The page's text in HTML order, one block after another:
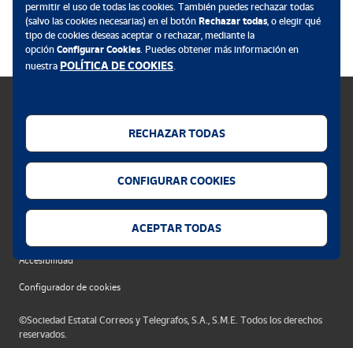
Política de cookies
Privacidad web
Accesibilidad
Configurador de cookies
©Sociedad Estatal Correos y Telegrafos, S.A., S.M.E. Todos los derechos
reservados.
permitir el uso de todas las cookies. También puedes rechazar todas
(salvo las cookies necesarias) en el botón Rechazar todas, o elegir qué
tipo de cookies deseas aceptar o rechazar, mediante la
opción Configurar Cookies. Puedes obtener más información en
nuestra POLÍTICA DE COOKIES.
RECHAZAR TODAS
CONFIGURAR COOKIES
ACEPTAR TODAS